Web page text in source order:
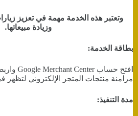
وتعتبر هذه الخدمة مهمة في تعزيز
وزيادة مبيعاتها.
بطاقة الخدمة:
افتح حساب Google Merchant Center واربطه بالمتجر
مزامنة منتجات المتجر الإلكتروني
مدة التنفيذ: